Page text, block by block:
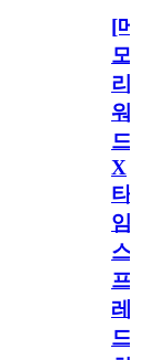
[메
모
리
워
드
X
타
임
스
프
레
드]